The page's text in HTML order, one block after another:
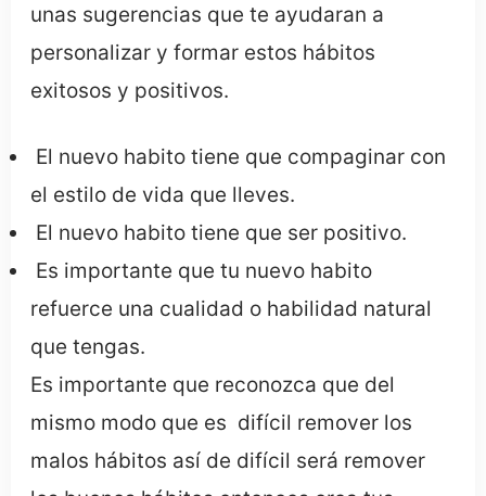
unas sugerencias que te ayudaran a
personalizar y formar estos hábitos
exitosos y positivos.
El nuevo habito tiene que compaginar con
el estilo de vida que lleves.
El nuevo habito tiene que ser positivo.
Es importante que tu nuevo habito
refuerce una cualidad o habilidad natural
que tengas.
Es importante que reconozca que del
mismo modo que es difícil remover los
malos hábitos así de difícil será remover